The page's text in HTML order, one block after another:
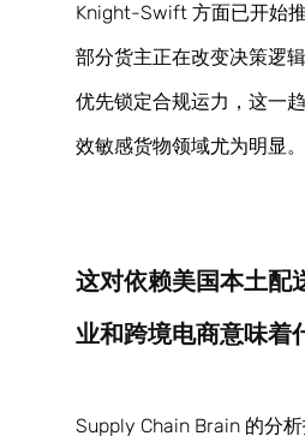
Knight-Swift 方面已开始推
部分货主正在改变决策逻
优先锁定合规运力，这一
效敏感货物领域尤为明显。
这对依赖美国本土配
业和跨境电商意味着
Supply Chain Brain 的分